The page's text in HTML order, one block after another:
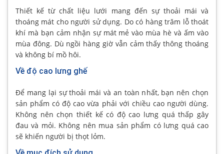
Thiết kế từ chất liệu lưới mang đến sự thoải mái và
thoáng mát cho người sử dụng. Do có hàng trăm lỗ thoát
khí mà bạn cảm nhận sự mát mẻ vào mùa hè và ấm vào
mùa đông. Dù ngồi hàng giờ vẫn cảm thấy thông thoáng
và không bí mồ hôi.
Về độ cao lưng ghế
Để mang lại sự thoải mái và an toàn nhất, bạn nên chọn
sản phẩm có độ cao vừa phải với chiều cao người dùng.
Không nên chọn thiết kế có độ cao lưng quá thấp gây
đau và mỏi. Không nên mua sản phẩm có lưng quá cao
sẽ khiến người bị thọt lỏm.